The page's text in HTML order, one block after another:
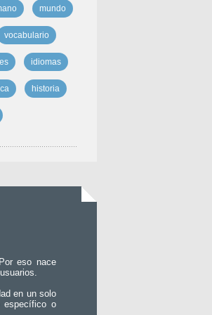
mundo
vocabulario
idiomas
historia
eso nace
en un solo
específico o